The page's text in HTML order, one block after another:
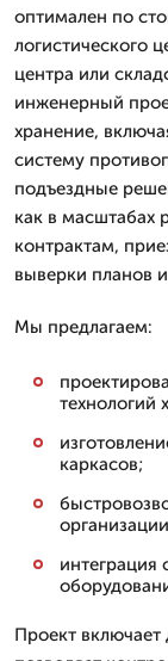
оптимален по
логистического
центра или
инженерный
хранение,
систему
подъездные
как в масштабах
контрактам,
выверки планов
Мы предлагаем:
технологий
каркасов;
интеграция
Проект включает